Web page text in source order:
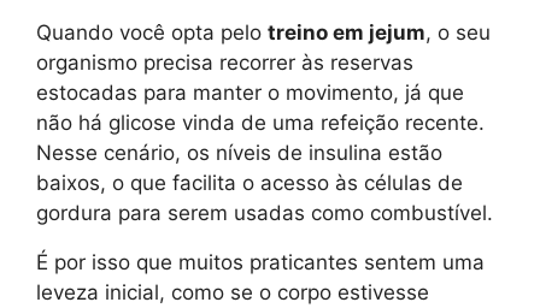
Quando você opta pelo treino em jejum, o seu
organismo precisa recorrer às reservas
estocadas para manter o movimento, já que
não há glicose vinda de uma refeição recente.
Nesse cenário, os níveis de insulina estão
baixos, o que facilita o acesso às células de
gordura para serem usadas como combustível.
É por isso que muitos praticantes sentem uma
leveza inicial, como se o corpo estivesse